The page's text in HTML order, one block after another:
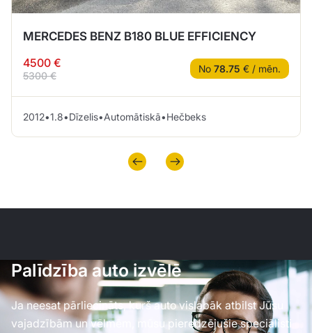
MERCEDES BENZ B180 BLUE EFFICIENCY
4500 €
5300 €
No 78.75 € / mēn.
2012•1.8•Dīzelis•Automātiskā•Hečbeks
Palīdzība auto izvēlē
Ja neesat pārliecināts, kurš auto vislabāk atbilst Jūsu
vajadzībām un vēlmēm, mūsu pieredzējušie speciālisti